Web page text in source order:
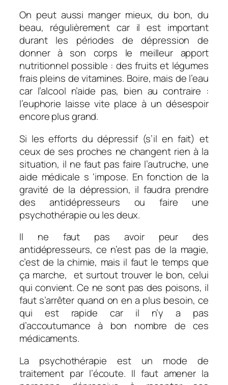
On peut aussi manger mieux, du bon, du
beau, régulièrement car il est important
durant les périodes de dépression de
donner à son corps le meilleur apport
nutritionnel possible : des fruits et légumes
frais pleins de vitamines. Boire, mais de l’eau
car l’alcool n’aide pas, bien au contraire :
l’euphorie laisse vite place à un désespoir
encore plus grand.
Si les efforts du dépressif (s’il en fait) et
ceux de ses proches ne changent rien à la
situation, il ne faut pas faire l’autruche, une
aide médicale s ‘impose. En fonction de la
gravité de la dépression, il faudra prendre
des antidépresseurs ou faire une
psychothérapie ou les deux.
Il ne faut pas avoir peur des
antidépresseurs, ce n’est pas de la magie,
c’est de la chimie, mais il faut le temps que
ça marche, et surtout trouver le bon, celui
qui convient. Ce ne sont pas des poisons, il
faut s’arrêter quand on en a plus besoin, ce
qui est rapide car il n’y a pas
d’accoutumance à bon nombre de ces
médicaments.
La psychothérapie est un mode de
traitement par l’écoute. Il faut amener la